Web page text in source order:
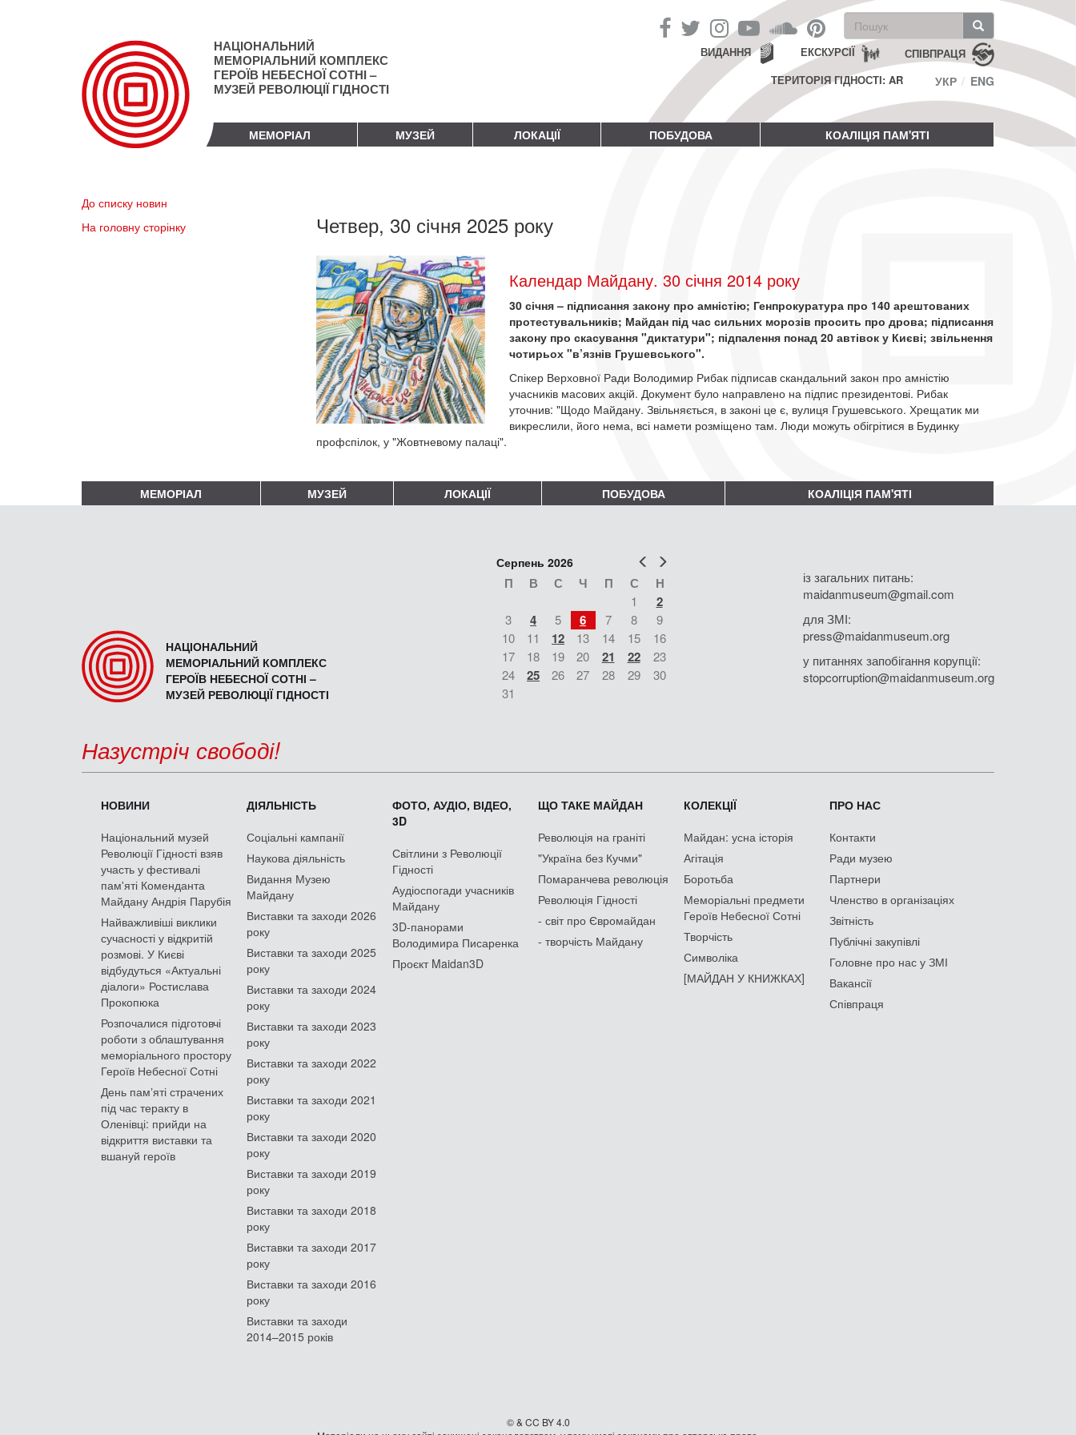
НАЦІОНАЛЬНИЙ
МЕМОРІАЛЬНИЙ КОМПЛЕКС
ГЕРОЇВ НЕБЕСНОЇ СОТНІ –
МУЗЕЙ РЕВОЛЮЦІЇ ГІДНОСТІ
Пошукова
форма
Пошук СПІВПРАЦЯ
ЕКСКУРСІЇ
ВИДАННЯ
ТЕРИТОРІЯ ГІДНОСТІ: AR
УКР ENG
МЕМОРІАЛ МУЗЕЙ ЛОКАЦІЇ ПОБУДОВА КОАЛІЦІЯ ПАМ'ЯТІ
До списку новин
На головну сторінку
Четвер, 30 січня 2025 року
Календар Майдану. 30 січня 2014 року
30 січня – підписання закону про амністію; Генпрокуратура про 140 арештованих
протестувальників; Майдан під час сильних морозів просить про дрова; підписання
закону про скасування "диктатури"; підпалення понад 20 автівок у Києві; звільнення
чотирьох "в’язнів Грушевського".
Спікер Верховної Ради Володимир Рибак підписав скандальний закон про амністію
учасників масових акцій. Документ було направлено на підпис президентові. Рибак
уточнив: "Щодо Майдану. Звільняється, в законі це є, вулиця Грушевського. Хрещатик ми
викреслили, його нема, всі намети розміщено там. Люди можуть обігрітися в Будинку
профспілок, у "Жовтневому палаці".
МЕМОРІАЛ МУЗЕЙ ЛОКАЦІЇ ПОБУДОВА КОАЛІЦІЯ ПАМ'ЯТІ
НАЦІОНАЛЬНИЙ
МЕМОРІАЛЬНИЙ КОМПЛЕКС
ГЕРОЇВ НЕБЕСНОЇ СОТНІ –
МУЗЕЙ РЕВОЛЮЦІЇ ГІДНОСТІ
Попер
Серпень 2026
П В С Ч П С Н
1 2
3 4 5 6 7 8
9
10
11 12 13 14 15
16
17
18 19 20 21 22
23
24
25 26 27 28 29
30
31
із загальних питань:
maidanmuseum@gmail.com
для ЗМІ:
press@maidanmuseum.org
у питаннях запобігання корупції:
stopcorruption@maidanmuseum.org
Назустріч свободі!
НОВИНИ
Національний музей
Революції Гідності взяв
участь у фестивалі
пам'яті Коменданта
Майдану Андрія Парубія
Найважливіші виклики
сучасності у відкритій
розмові. У Києві
відбудуться «Актуальні
діалоги» Ростислава
Прокопюка
Розпочалися підготовчі
роботи з облаштування
меморіального простору
Героїв Небесної Сотні
День памʼяті страчених
під час теракту в
Оленівці: прийди на
відкриття виставки та
вшануй героїв
ДІЯЛЬНІСТЬ
Соціальні кампанії
Наукова діяльність
Видання Музею
Майдану
Виставки та заходи 2026
року
Виставки та заходи 2025
року
Виставки та заходи 2024
року
Виставки та заходи 2023
року
Виставки та заходи 2022
року
Виставки та заходи 2021
року
Виставки та заходи 2020
року
Виставки та заходи 2019
року
Виставки та заходи 2018
року
Виставки та заходи 2017
року
Виставки та заходи 2016
року
Виставки та заходи
2014–2015 років
ФОТО, АУДІО, ВІДЕО,
3D
Світлини з Революції
Гідності
Аудіоспогади учасників
Майдану
3D-панорами
Володимира Писаренка
Проєкт Maidan3D
ЩО ТАКЕ МАЙДАН
Революція на граніті
"Україна без Кучми"
Помаранчева революція
Революція Гідності
- світ про Євромайдан
- творчість Майдану
КОЛЕКЦІЇ
Майдан: усна історія
Агітація
Боротьба
Меморіальні предмети
Героїв Небесної Сотні
Творчість
Символіка
[МАЙДАН У КНИЖКАХ]
ПРО НАС
Контакти
Ради музею
Партнери
Членство в організаціях
Звітність
Публічні закупівлі
Головне про нас у ЗМІ
Вакансії
Співпраця
© & CC BY 4.0